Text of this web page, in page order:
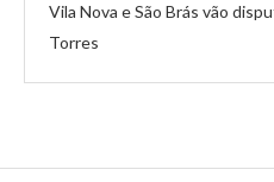
Vila Nova e São Brás vão
Torres